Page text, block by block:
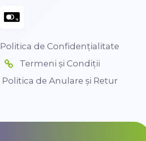
Politica de Confidențialitate
Termeni și Condiții
Politica de Anulare și Retur